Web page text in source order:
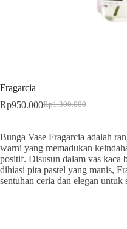
Fragarcia
Rp1.300.000
Rp950.000
Bunga Vase Fragarcia adalah
warni yang memadukan
positif. Disusun dalam vas kaca
dihiasi pita pastel yang manis,
sentuhan ceria dan elegan untuk